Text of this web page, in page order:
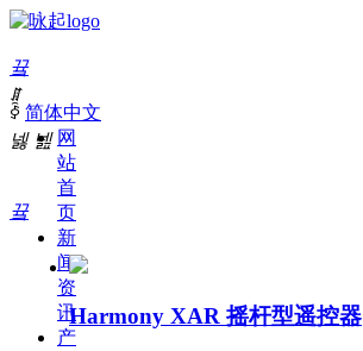
끀
ꁲ
网
站
首
页
新
闻
资
讯
产
ꀅ 简体中文
넳 넲
끀
Harmony XAR 摇杆型遥控器